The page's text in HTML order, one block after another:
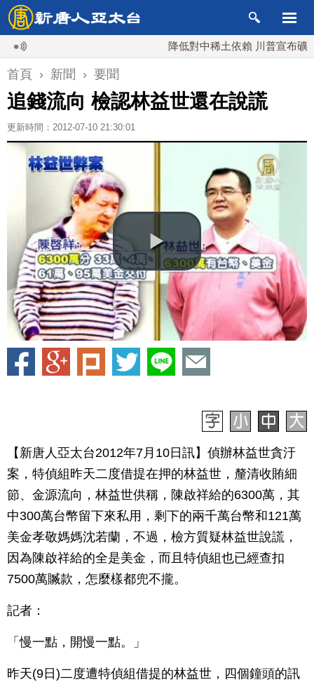
降低對中稀土依賴 川普宣布礦業投資
首頁 › 新聞 › 要聞
追錢流向 檢認林益世還在說謊
更新時間：2012-07-10 21:30:01
【新唐人亞太台2012年7月10日訊】偵辦林益世貪汙
案，特偵組昨天二度借提在押的林益世，釐清收賄細
節、金源流向，林益世供稱，陳啟祥給的6300萬，其
中300萬台幣留下來私用，剩下的兩千萬台幣和121萬
美金孝敬媽媽沈若蘭，不過，檢方質疑林益世說謊，
因為陳啟祥給的全是美金，而且特偵組也已經查扣
7500萬贓款，怎麼樣都兜不攏。
記者：
「慢一點，開慢一點。」
昨天(9日)二度遭特偵組借提的林益世，四個鐘頭的訊